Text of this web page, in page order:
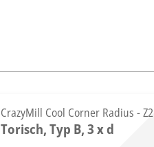
CrazyMill Cool Corner Radius - Z2
Torisch, Typ B, 3 x d